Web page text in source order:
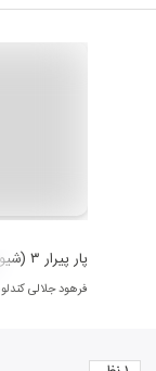
پار پیرار ۳ (شیونگ)
فرهود جلالی